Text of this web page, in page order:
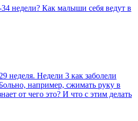
недели? Как малыши себя ведут в
неделя. Недели 3 как заболели
например, сжимать руку в
от чего это? И что с этим делать